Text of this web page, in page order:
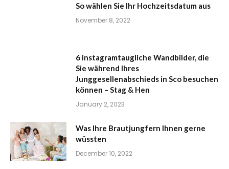
So wählen Sie Ihr Hochzeitsdatum aus
November 8, 2022
6 instagramtaugliche Wandbilder, die
Sie während Ihres
Junggesellenabschieds in Sco besuchen
können – Stag & Hen
January 2, 2023
Was Ihre Brautjungfern Ihnen gerne
wüssten
December 10, 2022